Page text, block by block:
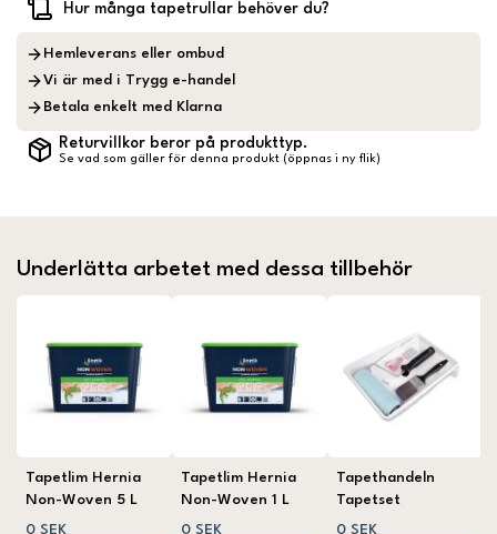
Hur många tapetrullar behöver du?
Hemleverans eller ombud
Vi är med i Trygg e-handel
Betala enkelt med Klarna
Returvillkor beror på produkttyp.
Se vad som gäller för denna produkt (öppnas i ny flik)
Underlätta arbetet med dessa tillbehör
Tapetlim Hernia
Non-Woven 5 L
0 SEK
Tapetlim Hernia
Non-Woven 1 L
0 SEK
Tapethandeln
Tapetset
0 SEK